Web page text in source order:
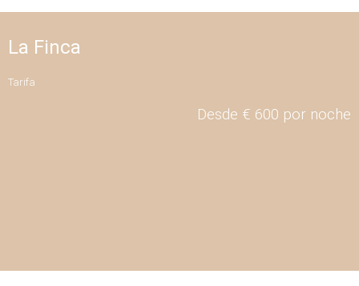
La Finca
Tarifa
Desde € 600 por noche